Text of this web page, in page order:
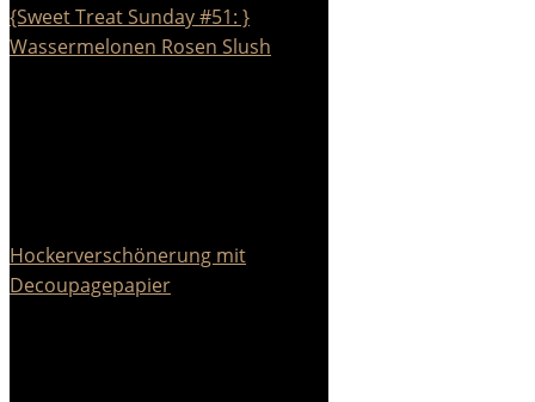
{Sweet Treat Sunday #51: }
Wassermelonen Rosen Slush
Hockerverschönerung mit
Decoupagepapier